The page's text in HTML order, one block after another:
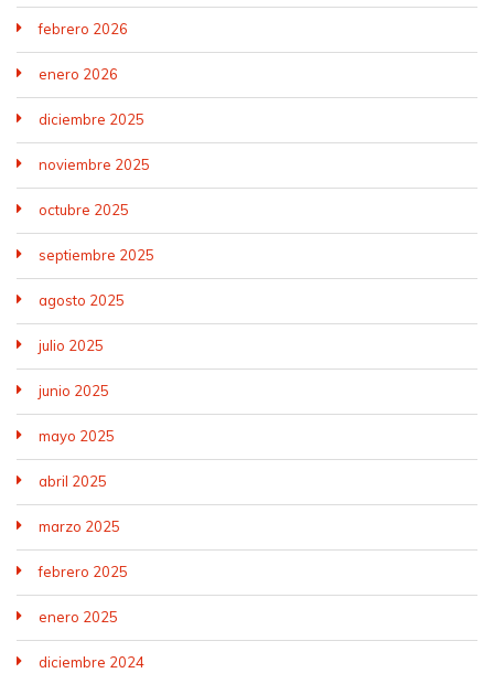
febrero 2026
enero 2026
diciembre 2025
noviembre 2025
octubre 2025
septiembre 2025
agosto 2025
julio 2025
junio 2025
mayo 2025
abril 2025
marzo 2025
febrero 2025
enero 2025
diciembre 2024